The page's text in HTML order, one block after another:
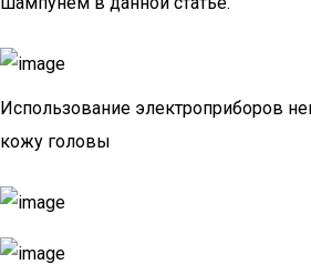
Использование электроприборов
кожу головы